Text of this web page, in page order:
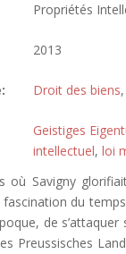
Propriétés
2013
Droit des biens,
Geistiges
intellectuel, loi
où Savigny
fascination du
de
Preussisches